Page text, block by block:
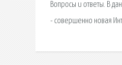
Вопросы и ответы. В
- совершенно новая